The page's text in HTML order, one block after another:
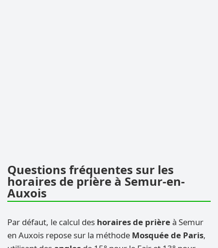
Questions fréquentes sur les
horaires de prière à Semur-en-
Auxois
Par défaut, le calcul des horaires de prièreà Semur
en Auxois repose sur la méthode Mosquée de Paris,